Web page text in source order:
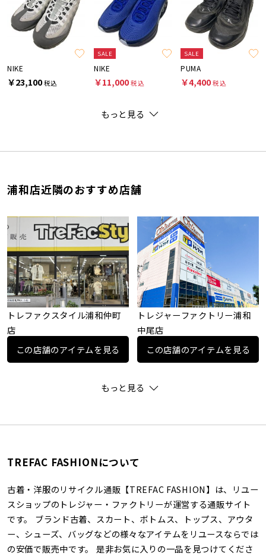
NIKE
￥23,100税込
SALE
NIKE
￥11,000税込
SALE
PUMA
￥4,400税込
もっと見る
浦和店近隣のおすすめ店舗
トレファクスタイル浦和仲町
店
この店舗のアイテムを見る
トレジャーファクトリー浦和
中尾店
この店舗のアイテムを見る
もっと見る
TREFAC FASHIONについて
古着・洋服のリサイクル通販【TREFAC FASHION】は、リユー
スショップのトレジャー・ファクトリーが運営する通販サイト
です。 ブランド古着、スカート、ボトムス、トップス、アウタ
ー、シューズ、バッグなどの様々なアイテムをリユースならでは
の安価で販売中です。 是非お気に入りの一品を見つけてくださ